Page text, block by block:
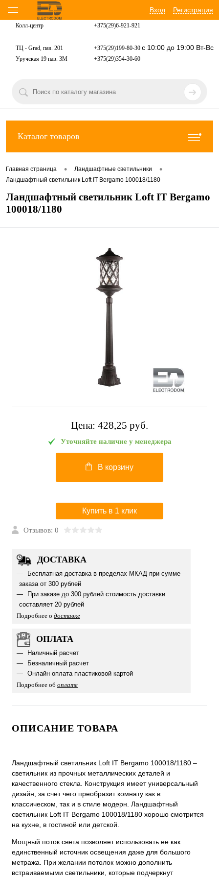
Вход Регистрация
Колл-центр +375(29)6-921-921
ТЦ - Grad, пав. 201 +375(29)199-80-30 с 10:00 до 19:00 Вт-Вс
Уручская 19 пав. 3М +375(29)354-30-60
Каталог товаров
Главная страница • Ландшафтные светильники •
Ландшафтный светильник Loft IT Bergamo 100018/1180
Ландшафтный светильник Loft IT Bergamo
100018/1180
Цена: 428,25 pуб.
Уточняйте наличие у менеджера
В корзину
Купить в 1 клик
Отзывов: 0
ДОСТАВКА
Бесплатная доставка в пределах МКАД при сумме
заказа от 300 рублей
При заказе до 300 рублей стоимость доставки
составляет 20 рублей
Подробнее о доставке
ОПЛАТА
Наличный расчет
Безналичный расчет
Онлайн оплата пластиковой картой
Подробнее об оплате
ОПИСАНИЕ ТОВАРА
Ландшафтный светильник Loft IT Bergamo 100018/1180 –
светильник из прочных металлических деталей и
качественного стекла. Конструкция имеет универсальный
дизайн, за счет чего преобразит комнату как в
классическом, так и в стиле модерн. Ландшафтный
светильник Loft IT Bergamo 100018/1180 хорошо смотрится
на кухне, в гостиной или детской.
Мощный поток света позволяет использовать ее как
единственный источник освещения даже для большого
метража. При желании потолок можно дополнить
встраиваемыми светильники, которые подчеркнут